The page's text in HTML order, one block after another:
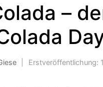
–
Erstveröffentlichung: